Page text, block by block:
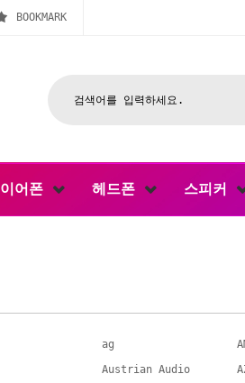
BOOKMARK
이어폰 헤드폰 스피커
ag
Austrian Audio